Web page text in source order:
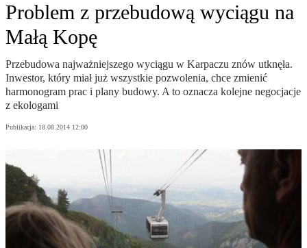
Problem z przebudową wyciągu na
Małą Kopę
Przebudowa najważniejszego wyciągu w Karpaczu znów utknęła.
Inwestor, który miał już wszystkie pozwolenia, chce zmienić
harmonogram prac i plany budowy. A to oznacza kolejne negocjacje
z ekologami
Publikacja: 18.08.2014 12:00